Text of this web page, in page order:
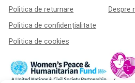
Politica de returnare
Politica de confidențialitate
Politica de cookies
Despre